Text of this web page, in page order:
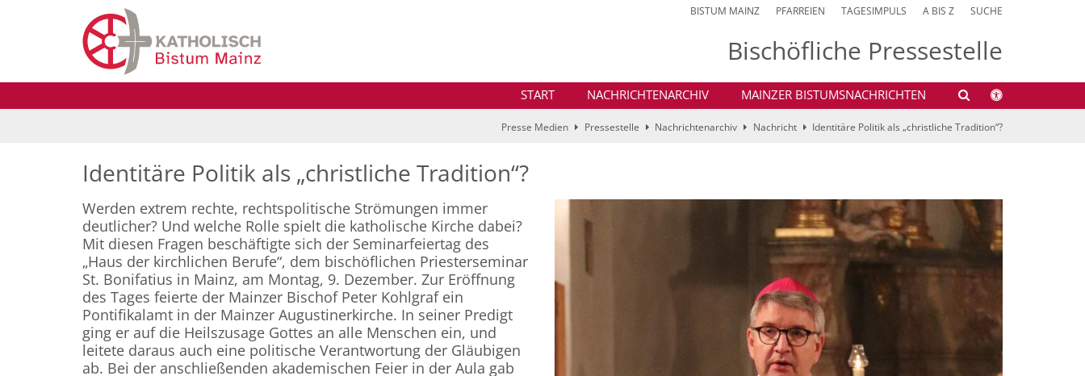
BISTUM MAINZ PFARREIEN TAGESIMPULS A BIS Z SUCHE
Bischöfliche Pressestelle
START NACHRICHTENARCHIV MAINZER BISTUMSNACHRICHTEN
Presse Medien Pressestelle Nachrichtenarchiv Nachricht Identitäre Politik als „christliche Tradition“?
Identitäre Politik als „christliche Tradition“?
Werden extrem rechte, rechtspolitische Strömungen immer
deutlicher? Und welche Rolle spielt die katholische Kirche dabei?
Mit diesen Fragen beschäftigte sich der Seminarfeiertag des
„Haus der kirchlichen Berufe“, dem bischöflichen Priesterseminar
St. Bonifatius in Mainz, am Montag, 9. Dezember. Zur Eröffnung
des Tages feierte der Mainzer Bischof Peter Kohlgraf ein
Pontifikalamt in der Mainzer Augustinerkirche. In seiner Predigt
ging er auf die Heilszusage Gottes an alle Menschen ein, und
leitete daraus auch eine politische Verantwortung der Gläubigen
ab. Bei der anschließenden akademischen Feier in der Aula gab